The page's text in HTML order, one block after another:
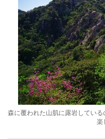
森に覆われた山肌に露岩してい
楽